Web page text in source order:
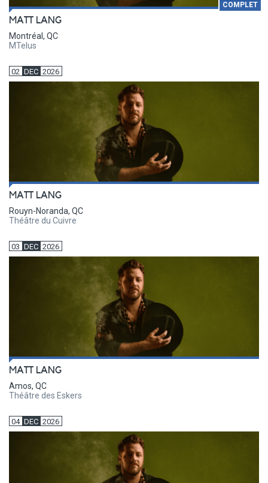
COMPLET
MATT LANG
Montréal, QC
MTelus
02 DEC 2026
MATT LANG
Rouyn-Noranda, QC
Théâtre du Cuivre
03 DEC 2026
MATT LANG
Amos, QC
Théâtre des Eskers
04 DEC 2026